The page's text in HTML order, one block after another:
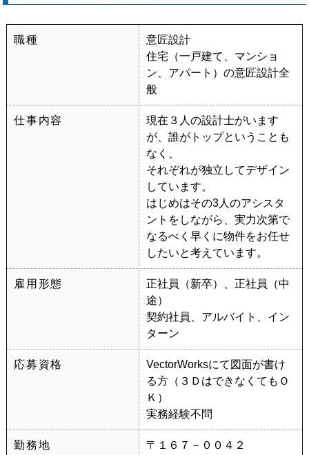
職種
意匠設計
住宅（一戸建て、マンショ
ン、アパート）の意匠設計全
般
仕事内容
現在３人の設計士がいます
が、誰がトップということも
なく、
それぞれが独立してデザイン
しています。
はじめはその3人のアシスタ
ントをしながら、実力次第で
なるべく早くに物件をお任せ
したいと考えています。
雇用形態
正社員（新卒）、正社員（中
途）
契約社員、アルバイト、イン
ターン
応募資格
VectorWorksにて図面が書け
る方（３ＤはできなくてもＯ
Ｋ）
実務経験不問
勤務地
〒１６７－００４２